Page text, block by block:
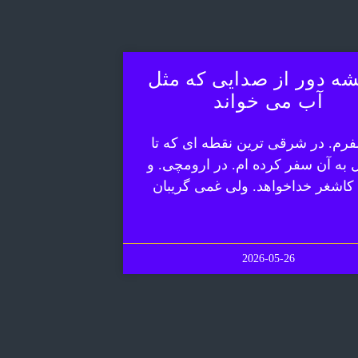
دور از صدایی که مثل
آب می خواند
در شرقی ترین نقطه ای که تا
به آن سفر کرده ام. در ارومچی. و
کاشغر خداخواهد. ولی غمی گریبان
2026-05-26